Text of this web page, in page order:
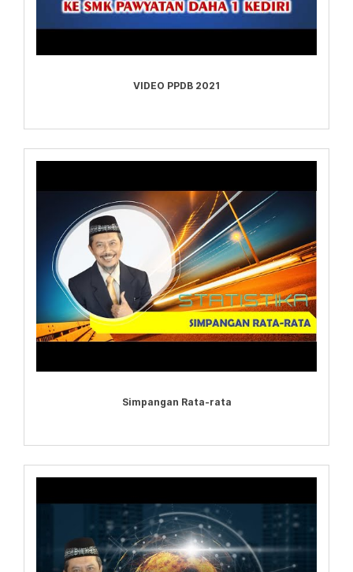
VIDEO PPDB 2021
Simpangan Rata-rata